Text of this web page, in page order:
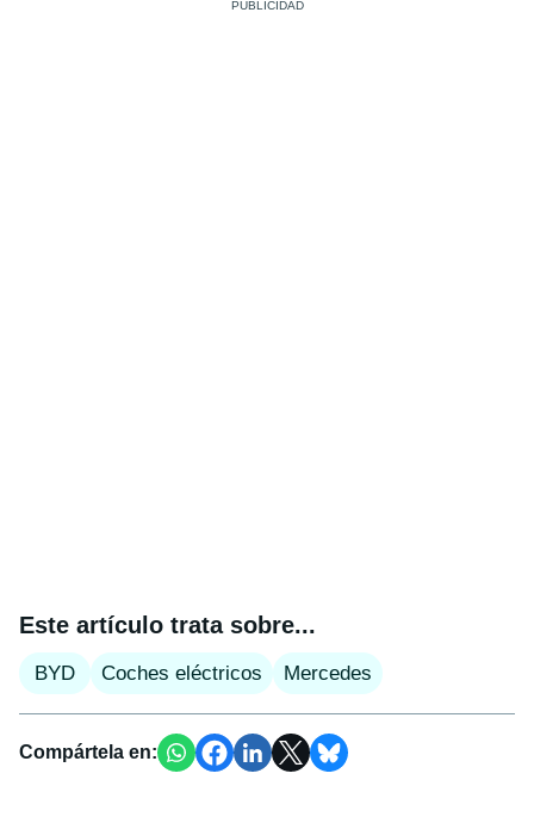
Este artículo trata sobre...
BYD Coches eléctricos Mercedes
Compártela en: